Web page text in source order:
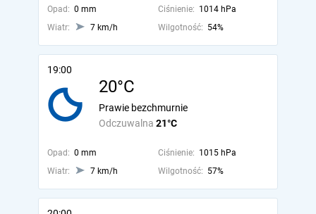
Opad: 0 mm Ciśnienie: 1014 hPa
Wiatr:
7 km/h Wilgotność: 54%
19:00
20°C
Odczuwalna 21°C
Prawie bezchmurnie
Opad: 0 mm Ciśnienie: 1015 hPa
Wiatr:
7 km/h Wilgotność: 57%